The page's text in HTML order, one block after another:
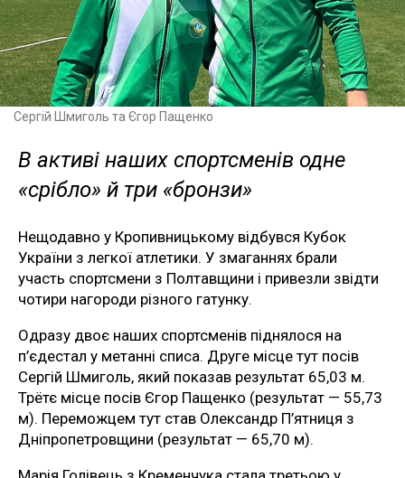
Сергій Шмиголь та Єгор Пащенко
В активі наших спортсменів одне
«срібло» й три «бронзи»
Нещодавно у Кропивницькому відбувся Кубок
України з легкої атлетики. У змаганнях брали
участь спортсмени з Полтавщини і привезли звідти
чотири нагороди різного гатунку.
Одразу двоє наших спортсменів піднялося на
п’єдестал у метанні списа. Друге місце тут посів
Сергій Шмиголь, який показав результат 65,03 м.
Трётє місце посів Єгор Пащенко (результат — 55,73
м). Переможцем тут став Олександр П’ятниця з
Дніпропетровщини (результат — 65,70 м).